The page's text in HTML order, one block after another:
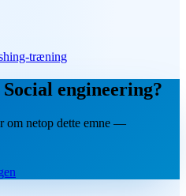
træning
engineering?
om netop dette emne —